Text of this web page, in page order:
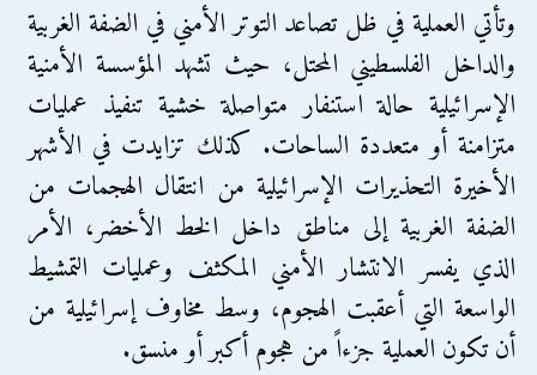
وتأتي العملية في ظل تصاعد التوتر الأمني في الضفة الغربية
والداخل الفلسطيني المحتل، حيث تشهد المؤسسة الأمنية
الإسرائيلية حالة استنفار متواصلة خشية تنفيذ عمليات
متزامنة أو متعددة الساحات. كذلك تزايدت في الأشهر
الأخيرة التحذيرات الإسرائيلية من انتقال الهجمات من
الضفة الغربية إلى مناطق داخل الخط الأخضر، الأمر
الذي يفسر الانتشار الأمني المكثف وعمليات التمشيط
الواسعة التي أعقبت الهجوم، وسط مخاوف إسرائيلية من
أن تكون العملية جزءاً من هجوم أكبر أو منسق.